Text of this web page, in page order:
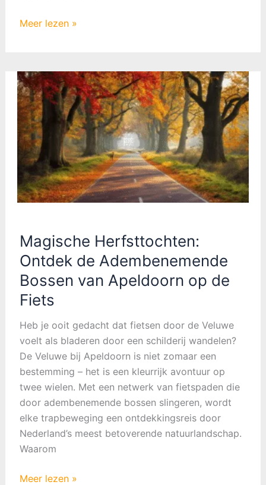
Warmtepomp
Slimme
Oplossingen
voor
Tuin
en
Huis
Meer lezen »
Magische Herfsttochten:
Ontdek de Adembenemende
Bossen van Apeldoorn op de
Fiets
Heb je ooit gedacht dat fietsen door de Veluwe
voelt als bladeren door een schilderij wandelen?
De Veluwe bij Apeldoorn is niet zomaar een
bestemming – het is een kleurrijk avontuur op
twee wielen. Met een netwerk van fietspaden die
door adembenemende bossen slingeren, wordt
elke trapbeweging een ontdekkingsreis door
Nederland’s meest betoverende natuurlandschap.
Waarom
Magische
Meer lezen »